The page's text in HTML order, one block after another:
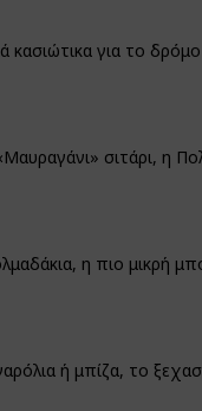
κασιώτικα για το
σιτάρι, η
η πιο μικρή
ή μπίζα, το